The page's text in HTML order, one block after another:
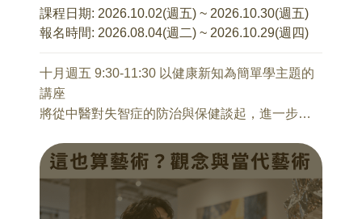
家庭保護因子。課程結合多年兒少輔導與親職工
作經驗，以淺顯易懂的方式，幫助家長從「焦慮
【課程大綱】
一、認識校園霸凌
二、霸凌事件中的不同角色
四、如何辨識孩子可能正在遭遇霸凌
五、家長如何陪伴孩子面對霸凌
六、當孩子是霸凌者或旁觀者時
七、預防霸凌：家庭可以做的事
應創傷記憶；抑或是葛哈德．里希特（Gerhard
Richter）東德前期的社會主義反思，此時「照片
繪畫」（Photo-paintings）以及後期的「刮板抽
象繪畫」（Abstract Paintings）中對於集體與個
人的張力探討。另一方面，則轉向義大利超前衛
（Transavantgarde）的自我解放，由克萊門特
與庫基（Enzo Cucchi）重新擁抱神話、身體及色
彩的純粹性。 看他們如何從觀念的詭辯中以繪筆
破題，在每一次的抹除及解放中，為我們重新認
識當代繪畫的姿態、風貌以及炙熱。
課程日期: 2026.10.02(週五) ~ 2026.10.30(週五)
報名時間: 2026.08.04(週二) ~ 2026.10.29(週四)
十月週五 9:30-11:30 以健康新知為簡單學主題的
講座
將從中醫對失智症的防治與保健談起，進一步認
神、睡眠與心身問題。透過醫學觀念、經典智慧
與生活保健建議，協助大家建立更完整的身心照